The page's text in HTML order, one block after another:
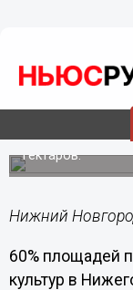
23.08.201815:13
60%
озимых в
Озимые
гектаров.
Нижний
60% площадей
культур в